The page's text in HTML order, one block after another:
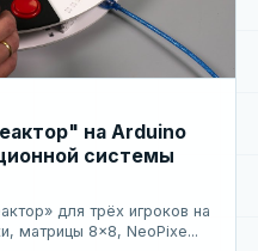
на Arduino
системы
для трёх игроков на
матрицы 8×8, NeoPixe...